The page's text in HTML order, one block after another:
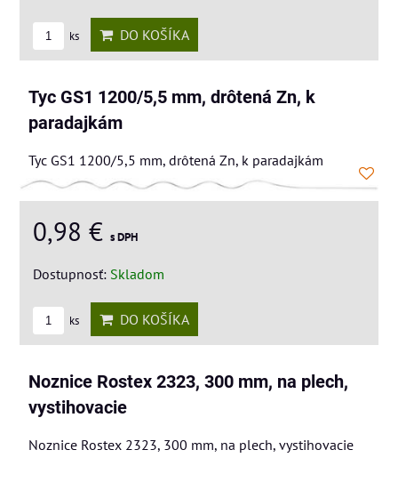
ks DO KOŠÍKA
Tyc GS1 1200/5,5 mm, drôtená Zn, k
paradajkám
Tyc GS1 1200/5,5 mm, drôtená Zn, k paradajkám
0,98 € s DPH
Dostupnosť: Skladom
ks DO KOŠÍKA
Noznice Rostex 2323, 300 mm, na plech,
vystihovacie
Noznice Rostex 2323, 300 mm, na plech, vystihovacie